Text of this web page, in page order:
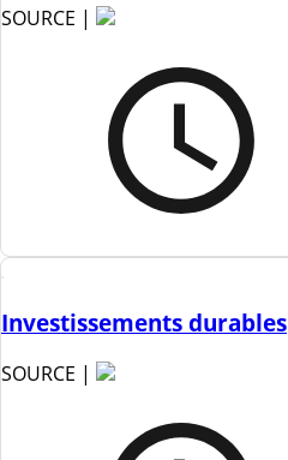
SOURCE |
Investissements durables
SOURCE |